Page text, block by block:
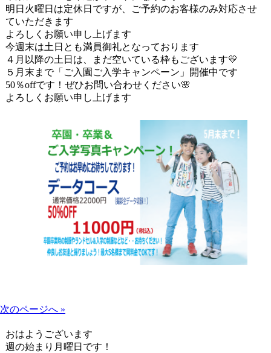
明日火曜日は定休日ですが、ご予約のお客様のみ対応させ
ていただきます
よろしくお願い申し上げます
今週末は土日とも満員御礼となっております
４月以降の土日は、まだ空いている枠もございます💛
５月末まで「ご入園ご入学キャンペーン」開催中です
50％offです！ぜひお問い合わせください🌸
よろしくお願い申し上げます
次のページへ »
おはようございます
週の始まり月曜日です！